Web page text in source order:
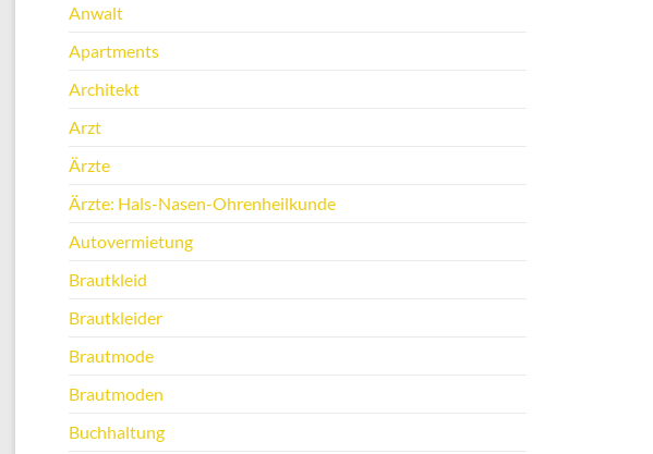
Anwalt
Apartments
Architekt
Arzt
Ärzte
Ärzte: Hals-Nasen-Ohrenheilkunde
Autovermietung
Brautkleid
Brautkleider
Brautmode
Brautmoden
Buchhaltung